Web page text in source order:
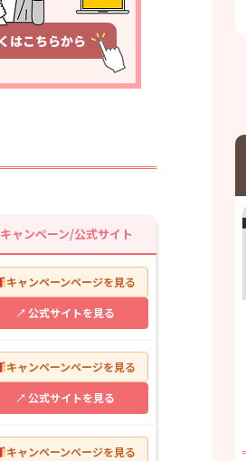
キャンペーン/公式サイト
キャンペーンページを見る
公式サイトを見る
キャンペーンページを見る
公式サイトを見る
キャンペーンページを見る